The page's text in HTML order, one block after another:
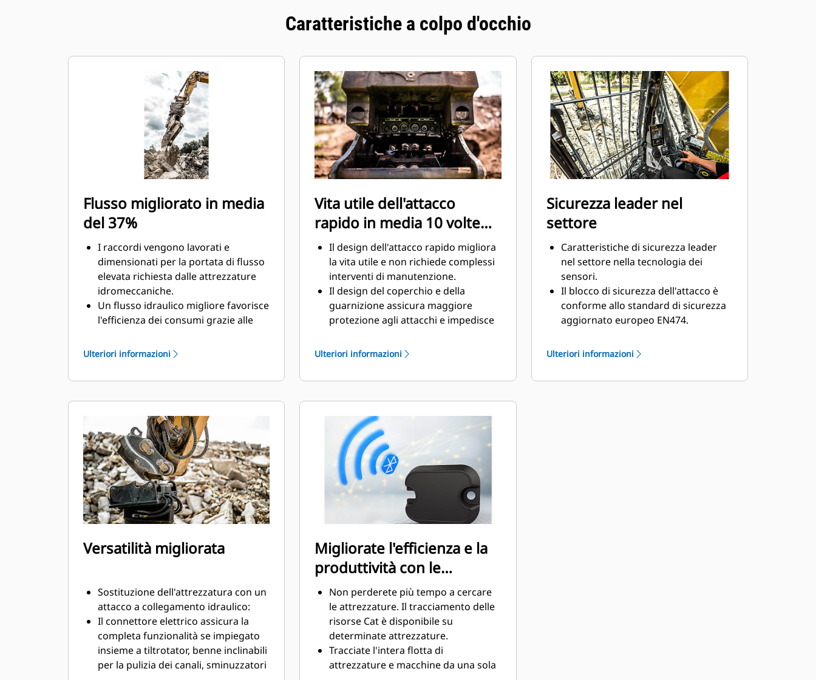
Caratteristiche a colpo d'occhio
Flusso migliorato in media
del 37%
I raccordi vengono lavorati e
dimensionati per la portata di flusso
elevata richiesta dalle attrezzature
idromeccaniche.
Un flusso idraulico migliore favorisce
l'efficienza dei consumi grazie alle
La molla protetta impedisce la
idraulico.
liquido idraulico e prevengono le
perdite durante la sostituzione
dell'attrezzatura.
I tubi flessibili sono instradati
internamente nella staffa e
nell'attacco lasciandone pochi
all'esterno, in questo modo si
riducono i costi di riparazione.
Ulteriori informazioni
Vita utile dell'attacco
rapido in media 10 volte
superiore
Il design dell'attacco rapido migliora
la vita utile e non richiede complessi
interventi di manutenzione.
Il design del coperchio e della
guarnizione assicura maggiore
protezione agli attacchi e impedisce
idraulico.
rapidi crea il migliore collegamento
vengono montati nella stessa
direzione della forza di blocco con
una flangia piena per assicurare una
posizione salda. Assenza di dadi o
anelli di blocco per limitare il rischio
di parti rotte o allentate.
Ulteriori informazioni
Sicurezza leader nel
settore
Caratteristiche di sicurezza leader
nel settore nella tecnologia dei
sensori.
Il blocco di sicurezza dell'attacco è
conforme allo standard di sicurezza
aggiornato europeo EN474.
in cantiere. L'operatore rimane al
assistenza per collegare o scollegare
Ulteriori informazioni
Versatilità migliorata
Sostituzione dell'attrezzatura con un
attacco a collegamento idraulico:
Il connettore elettrico assicura la
completa funzionalità se impiegato
insieme a tiltrotator, benne inclinabili
per la pulizia dei canali, sminuzzatori
Migliorate l'efficienza e la
produttività con le
tecnologie integrate
Non perderete più tempo a cercare
le attrezzature. Il tracciamento delle
risorse Cat è disponibile su
determinate attrezzature.
Tracciate l'intera flotta di
attrezzature e macchine da una sola